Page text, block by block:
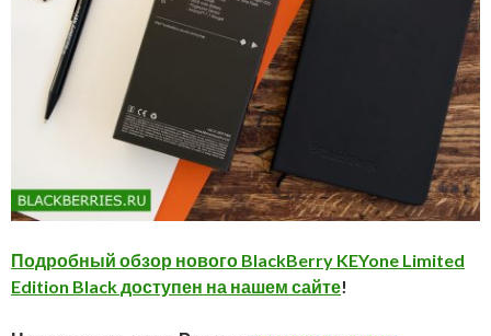
Подробный обзор нового BlackBerry KEYone Limited
Edition Black доступен на нашем сайте!